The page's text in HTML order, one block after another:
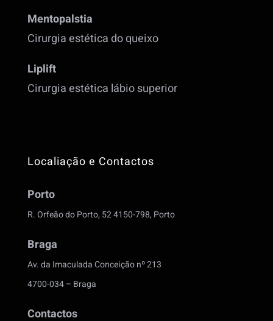
Mentopalstia
Cirurgia estética do queixo
Liplift
Cirurgia estética lábio superior
Localiação e Contactos
Porto
R. Orfeão do Porto, 52 4150-798, Porto
Braga
Av. da Imaculada Conceição nº 213
4700-034 – Braga
Contactos